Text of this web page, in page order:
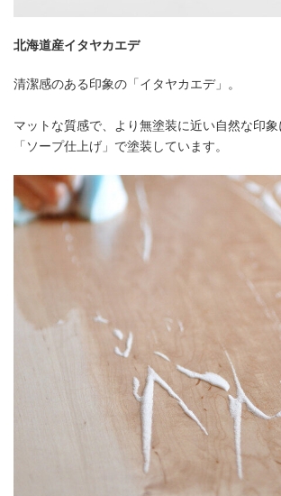
北海道産イタヤカエデ
清潔感のある印象の「イタヤカエデ」。
マットな質感で、より無塗装に近い自然な印
「ソープ仕上げ」で塗装しています。